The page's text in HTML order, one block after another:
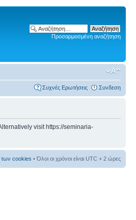
Προσαρμοσμένη αναζήτηση
Συχνές Ερωτήσεις Συνδεση
visit https://seminaria-
των cookies • Όλοι οι χρόνοι είναι UTC + 2 ώρες